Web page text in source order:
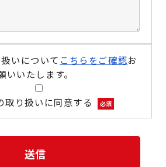
いについて こちらをご確認お
いいたします。
取り扱いに同意する 必須